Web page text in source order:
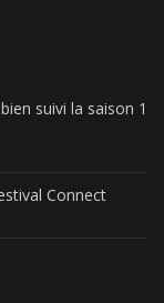
suivi la saison 1
Connect